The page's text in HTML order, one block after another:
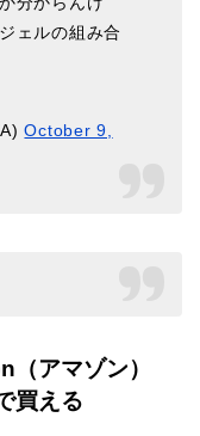
ェルの組み合
October 9,
アマゾン）
買える